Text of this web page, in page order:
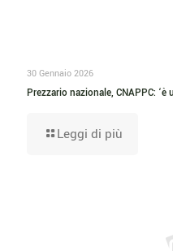
30 Gennaio 2026
Prezzario nazionale, CNAPPC:
Leggi di più